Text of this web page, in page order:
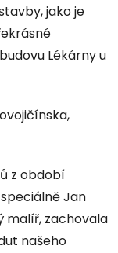
jako je
Lékárny u
z období
Jan
malíř, zachovala
našeho